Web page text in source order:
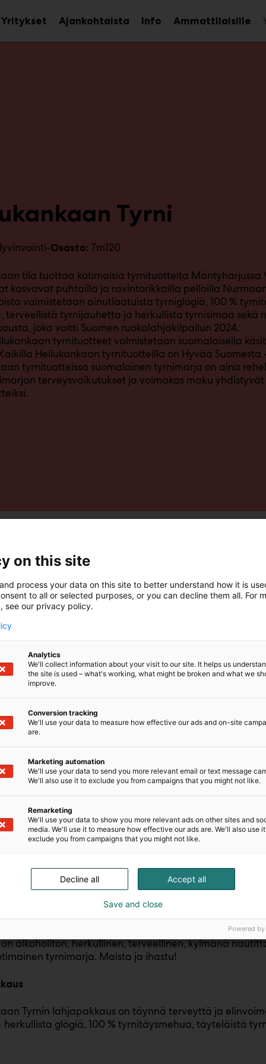
Yritykset Ajankohtaista InfoAvaa
alavalikko
Ammattilaisille
Tyrni
Osasto: 7m120
tila tuottaa kotimaisia tyrnituotteita Mäntyharjussa
kasvavat puhtailla ja ravintorikkailla pelloilla
valmistetaan ainutlaatuista tyrniglögiä, 100 %
terveellistä tyrnijauhetta ja herkullista tyrnisimaa sekä
joka voitti Suomen ruokalahjakilpailun 2024.
tyrnituotteet valmistetaan suomalaisella
Heilukankaan tyrnituotteilla on Hyvää Suomesta
tyrnituotteissa suomalainen tyrnimarja on aina
terveysvaikutukset ja voimakas maku yhdistyvät
Tyrni tuottaa rehellistä, suomalaista ja terveellistä
kasvavat puhtailla pelloilla ja kotimaiset tyrnimarjat
aine. Kaikilla Heilukankaan tyrnituotteilla on Hyvää
tyrniglögi on aidosta tyrnistä valmistettu,
tunnelmantuoja. Tyrniglögi on erilainen, mutta
tyrnitäysmehu on 100 % valmistettu aidoista
onnistuneen päivän. Nauti shottina tai vedellä
tyrnihillossa aidot tyrnimarjat ovat pääosassa,
tai suolakeksien päälle. Maista myös
tyrnijauhe sisältää sekä tyrnimarjaa että
tai smoothien sekaan. Tyrnijauhe on kätevä
on alkoholiton, herkullinen, terveellinen, kylmänä
tyrnimarja. Maista ja ihastu!
Tyrnin lahjapakkaus on täynnä terveyttä ja
glögiä, 100 % tyrnitäysmehua, täyteläistä
on this site
process your data on this site to better understand how it is
to all or selected purposes, or you can decline them all. For
see our privacy policy.
Analytics
We'll collect information about your visit to our site. It helps us
the site is used – what's working, what might be broken and what we
improve.
Conversion tracking
We'll use your data to measure how effective our ads and on-site
are.
Marketing automation
We'll use your data to send you more relevant email or text message
We'll also use it to exclude you from campaigns that you might not like.
Remarketing
We'll use your data to show you more relevant ads on other sites and
media. We'll use it to measure how effective our ads are. We'll also use
exclude you from campaigns that you might not like.
Accept all
Decline all
Save and close
Powered by